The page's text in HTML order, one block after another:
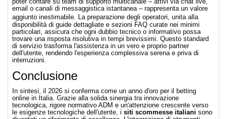
email o canali di messaggistica istantanea – rappresenta un valore
aggiunto inestimabile. La preparazione degli operatori, unita alla
disponibilità di guide dettagliate e sezioni FAQ curate nei minimi
particolari, assicura che ogni dubbio tecnico o informativo possa
trovare una risposta risolutiva in tempi brevissimi. Questo standard
di servizio trasforma l'assistenza in un vero e proprio partner
dell'utente, rendendo l'esperienza complessiva serena e priva di
interruzioni.
Conclusione
In sintesi, il 2026 si conferma come un anno d'oro per il betting
online in Italia. Grazie alla solida sinergia tra innovazione
tecnologica, rigore normativo ADM e un'attenzione crescente verso
le esigenze tecnologiche dell'utente, i siti scommesse italiani sono